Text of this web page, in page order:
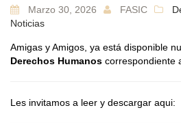
Marzo 30, 2026 FASIC
Noticias
Amigas y Amigos, ya está disponible
Derechos Humanos correspondiente
Les invitamos a leer y descargar aqui: